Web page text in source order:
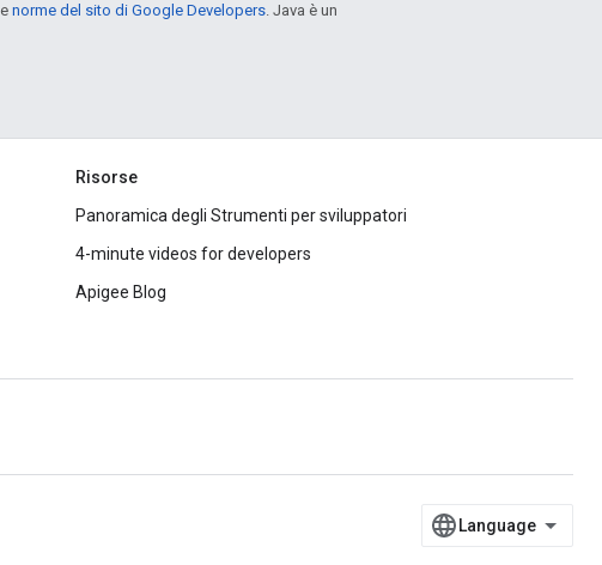
norme del sito di Google Developers. Java è un
Risorse
Panoramica degli Strumenti per sviluppatori
4-minute videos for developers
Apigee Blog